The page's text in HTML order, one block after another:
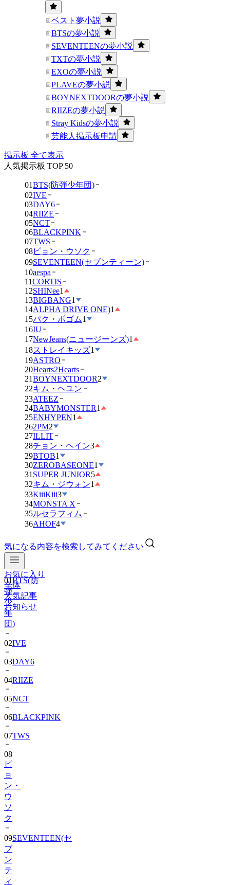
ベスト夢小説
BTSの夢小説
SEVENTEENの夢小説
TXTの夢小説
EXOの夢小説
PLAVEの夢小説
BOYNEXTDOORの夢小説
RIIZEの夢小説
Stray Kidsの夢小説
芸能人掲示板申請
掲示板 全て表示
人気掲示板 TOP 50
01BTS(防弾少年団)
02IVE
03DAY6
04RIIZE
05NCT
06BLACKPINK
07TWS
08ピョン・ウソク
09SEVENTEEN(セブンティーン)
10aespa
11CORTIS
12SHINee1
13BIGBANG1
14ALPHA DRIVE ONE)1
15パク・ボゴム1
16IU
17NewJeans(ニュージーンズ)1
18ストレイキッズ1
19ASTRO
20Hearts2Hearts
21BOYNEXTDOOR2
22キム・ヘユン
23ATEEZ
24BABYMONSTER1
25ENHYPEN1
262PM2
27ILLIT
28チョン・ヘイン3
29BTOB1
30ZEROBASEONE1
31 SUPER JUNIOR5
32キム・ジウォン1
33KiiiKiii3
34MONSTA X
35ルセラフィム
36AHOF4
気になる内容を検索してみてください
お気に入り
全体
人気記事
お知らせ
01BTS(防
弾
少
年
団)
02IVE
03DAY6
04RIIZE
05NCT
06BLACKPINK
07TWS
08
ピ
ョ
ン・
ウ
ソ
ク
09SEVENTEEN(セ
ブ
ン
テ
ィ